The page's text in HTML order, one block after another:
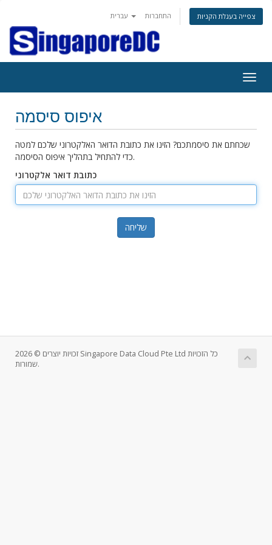
התחברות צפייה בעגלת הקניות
ניווט
איפוס סיסמה
שכחתם את סיסמתכם? הזינו את כתובת הדואר האלקטרוני שלכם למטה
כדי להתחיל בתהליך איפוס הסיסמה.
כתובת דואר אלקטרוני
שליחה
זכויות יוצרים © 2026 Singapore Data Cloud Pte Ltd כל הזכויות
שמורות.